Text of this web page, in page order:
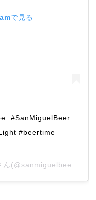
で見る
#SanMiguelBeer
#beertime
(@sanmiguelbeerinternational)がシェアした投稿 –